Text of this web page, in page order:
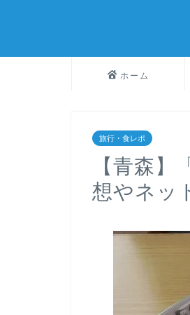
ホーム
旅行・食レポ
【青森
想やネッ